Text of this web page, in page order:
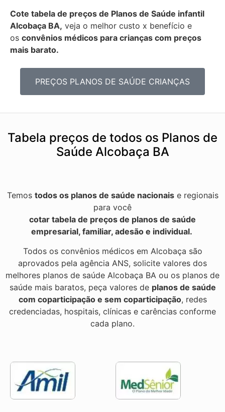
Cote tabela de preços de Planos de Saúde infantil
Alcobaça BA, veja o melhor custo x benefício e
os convênios médicos para crianças com preços
mais barato.
PREÇOS PLANOS DE SAÚDE CRIANÇAS
Tabela preços de todos os Planos de
Saúde Alcobaça BA
Temos todos os planos de saúde nacionaise regionais
para você
cotar tabela de preços de planos de saúde
empresarial, familiar, adesão e individual.
Todos os convênios médicos em Alcobaça são
aprovados pela agência ANS, solicite valores dos
melhores planos de saúde Alcobaça BA ou os planos de
saúde mais baratos, peça valores de planos de saúde
com coparticipação e sem coparticipação, redes
credenciadas, hospitais, clínicas e carências conforme
cada plano.